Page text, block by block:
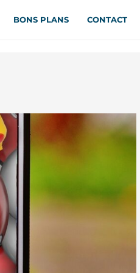
BONS PLANS CONTACT